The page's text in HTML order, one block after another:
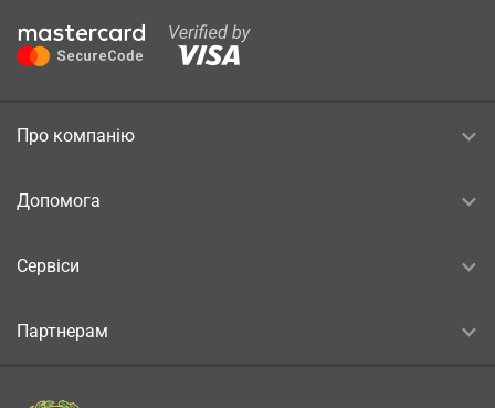
Про компанію
Допомога
Сервіси
Партнерам